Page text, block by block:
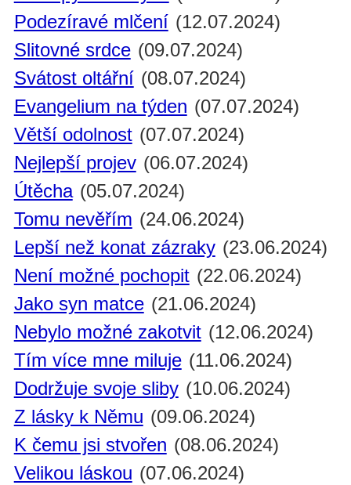
Podezíravé mlčení (12.07.2024)
Slitovné srdce (09.07.2024)
Svátost oltářní (08.07.2024)
Evangelium na týden (07.07.2024)
Větší odolnost (07.07.2024)
Nejlepší projev (06.07.2024)
Útěcha (05.07.2024)
Tomu nevěřím (24.06.2024)
Lepší než konat zázraky (23.06.2024)
Není možné pochopit (22.06.2024)
Jako syn matce (21.06.2024)
Nebylo možné zakotvit (12.06.2024)
Tím více mne miluje (11.06.2024)
Dodržuje svoje sliby (10.06.2024)
Z lásky k Němu (09.06.2024)
K čemu jsi stvořen (08.06.2024)
Velikou láskou (07.06.2024)